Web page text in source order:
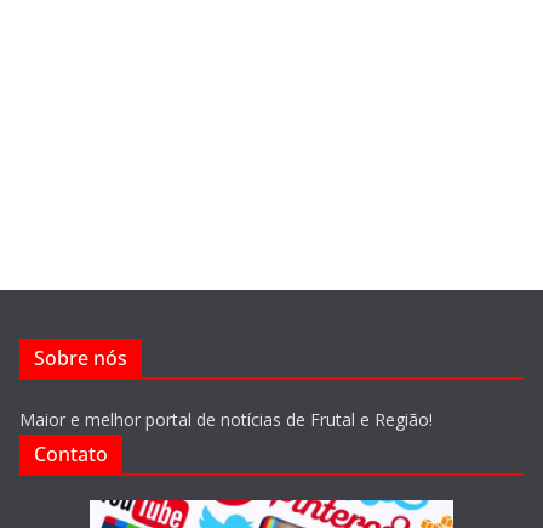
Sobre nós
Maior e melhor portal de notícias de Frutal e Região!
Contato